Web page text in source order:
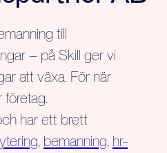
till
– på Skill ger vi
att växa. För när
företag.
har ett brett
, bemanning, hr-